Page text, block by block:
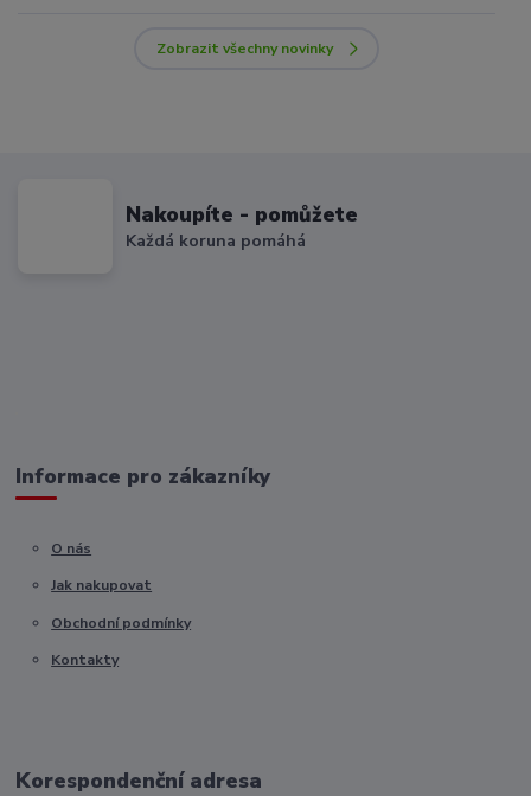
Zobrazit všechny novinky
Nakoupíte - pomůžete
Každá koruna pomáhá
Informace pro zákazníky
O nás
Jak nakupovat
Obchodní podmínky
Kontakty
Korespondenční adresa